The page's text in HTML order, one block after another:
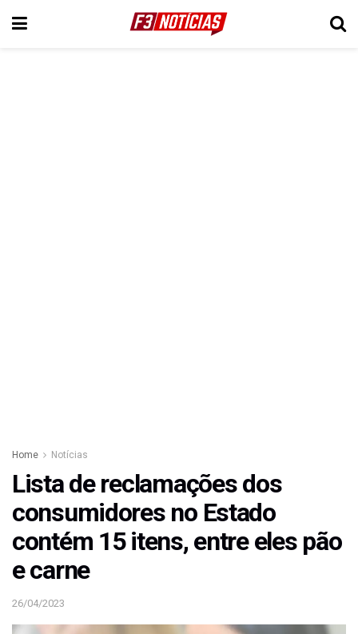
Home Notícias
Lista de reclamações dos
consumidores no Estado
contém 15 itens, entre eles pão
e carne
26/04/2023